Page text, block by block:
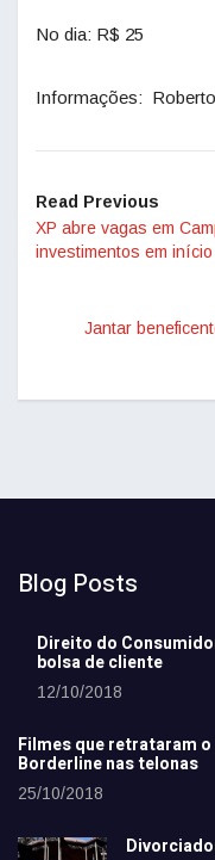
No dia: R$ 25
Informações:
Read Previous
XP abre vagas em
investimentos em
Jantar
Blog Posts
Direito do
bolsa de cliente
12/10/2018
Filmes que retrataram
Borderline nas telonas
25/10/2018